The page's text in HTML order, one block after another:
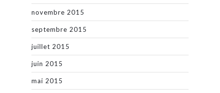
novembre 2015
septembre 2015
juillet 2015
juin 2015
mai 2015